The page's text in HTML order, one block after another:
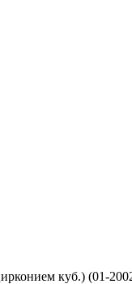
куб.) (01-